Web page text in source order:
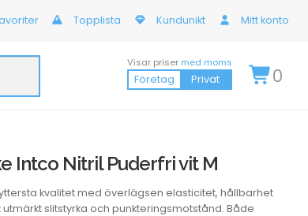
Topplista Kundunikt Mitt konto
Visar priser med moms
Företag Privat 0
Intco Nitril Puderfri vit M
kvalitet med överlägsen elasticitet, hållbarhet
slitstyrka och punkteringsmotstånd. Både